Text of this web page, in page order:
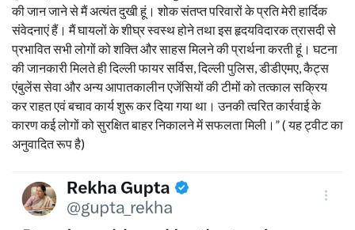
की जान जाने से मैं अत्यंत दुखी हूं। शोक संतप्त परिवारों के प्रति मेरी हार्दिक
संवेदनाएं हैं। मैं घायलों के शीघ्र स्वस्थ होने तथा इस हृदयविदारक त्रासदी से
प्रभावित सभी लोगों को शक्ति और साहस मिलने की प्रार्थना करती हूं। घटना
की जानकारी मिलते ही दिल्ली फायर सर्विस, दिल्ली पुलिस, डीडीएमए, कैट्स
एंबुलेंस सेवा और अन्य आपातकालीन एजेंसियों की टीमों को तत्काल सक्रिय
कर राहत एवं बचाव कार्य शुरू कर दिया गया था। उनकी त्वरित कार्रवाई के
कारण कई लोगों को सुरक्षित बाहर निकालने में सफलता मिली।” ( यह ट्वीट का
अनुवादित रूप है)